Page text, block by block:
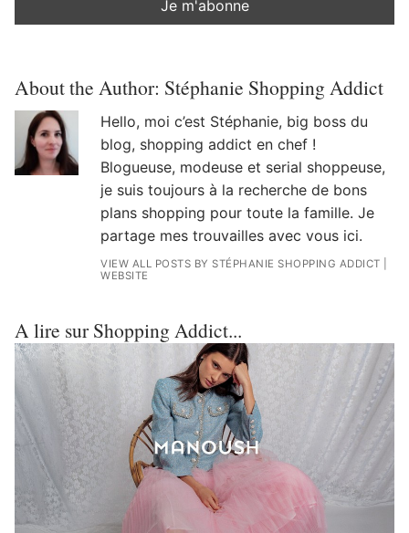
About the Author: Stéphanie Shopping Addict
Hello, moi c’est Stéphanie, big boss du
blog, shopping addict en chef !
Blogueuse, modeuse et serial shoppeuse,
je suis toujours à la recherche de bons
plans shopping pour toute la famille. Je
partage mes trouvailles avec vous ici.
VIEW ALL POSTS BY STÉPHANIE SHOPPING ADDICT
WEBSITE
A lire sur Shopping Addict...